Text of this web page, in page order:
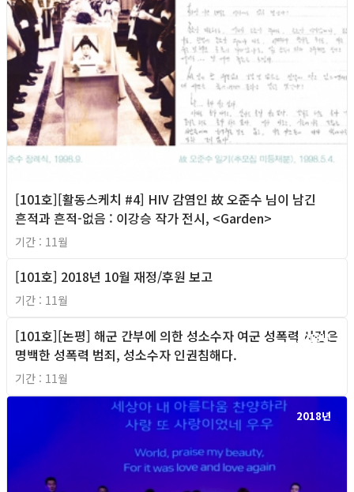
[101호][활동스케치 #4] HIV 감염인 故 오준수 님이 남긴
흔적과 흔적-없음 : 이강승 작가 전시, <Garden>
기간 : 11월
[101호] 2018년 10월 재정/후원 보고
기간 : 11월
2018년
[101호][논평] 해군 간부에 의한 성소수자 여군 성폭력 사건은
명백한 성폭력 범죄, 성소수자 인권침해다.
기간 : 11월
2018년